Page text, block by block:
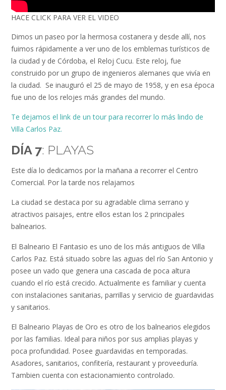
HACE CLICK PARA VER EL VIDEO
Dimos un paseo por la hermosa costanera y desde allí, nos
fuimos rápidamente a ver uno de los emblemas turísticos de
la ciudad y de Córdoba, el Reloj Cucu. Este reloj, fue
construido por un grupo de ingenieros alemanes que vivía en
la ciudad. Se inauguró el 25 de mayo de 1958, y en esa época
fue uno de los relojes más grandes del mundo.
Te dejamos el link de un tour para recorrer lo más lindo de
Villa Carlos Paz.
DÍA 7: PLAYAS
Este día lo dedicamos por la mañana a recorrer el Centro
Comercial. Por la tarde nos relajamos
La ciudad se destaca por su agradable clima serrano y
atractivos paisajes, entre ellos estan los 2 principales
balnearios.
El Balneario El Fantasio es uno de los más antiguos de Villa
Carlos Paz. Está situado sobre las aguas del río San Antonio y
posee un vado que genera una cascada de poca altura
cuando el río está crecido. Actualmente es familiar y cuenta
con instalaciones sanitarias, parrillas y servicio de guardavidas
y sanitarios.
El Balneario Playas de Oro es otro de los balnearios elegidos
por las familias. Ideal para niños por sus amplias playas y
poca profundidad. Posee guardavidas en temporadas.
Asadores, sanitarios, confitería, restaurant y proveeduría.
Tambien cuenta con estacionamiento controlado.